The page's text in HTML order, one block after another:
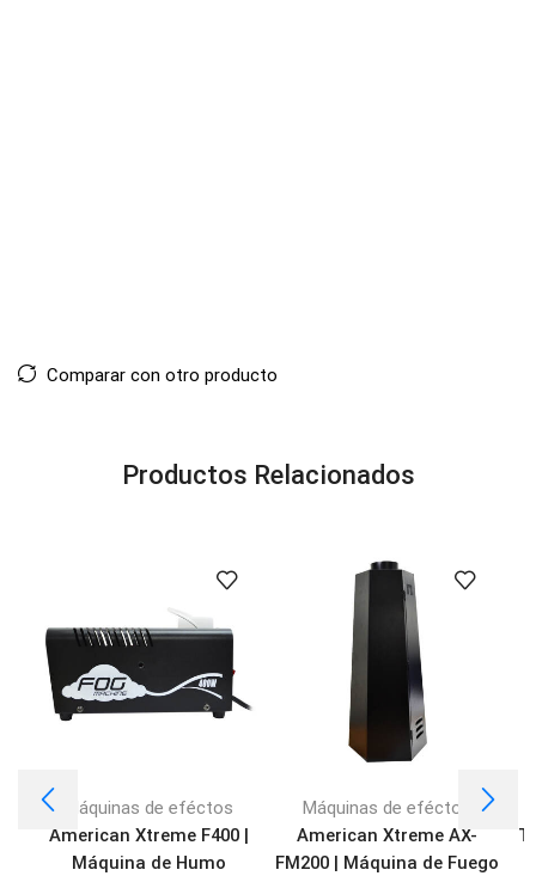
Comparar con otro producto
Productos Relacionados
Máquinas de eféctos
American Xtreme F400 |
Máquina de Humo
Máquinas de eféctos
American Xtreme AX-
FM200 | Máquina de Fuego